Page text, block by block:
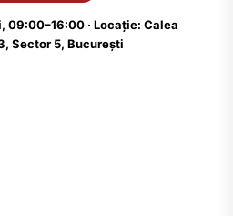
09:00–16:00 · Locație: Calea
Sector 5, București